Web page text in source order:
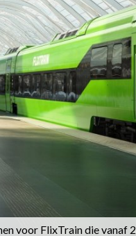
voor FlixTrain die vanaf